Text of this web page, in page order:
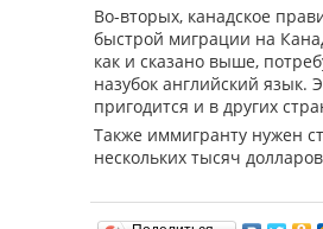
Во-вторых, канадское
быстрой миграции на
как и сказано выше,
назубок английский язык.
пригодится и в других
Также иммигранту нужен
нескольких тысяч